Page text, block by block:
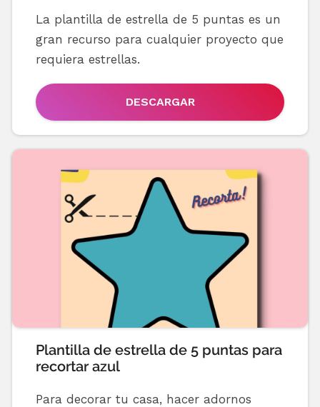
La plantilla de estrella de 5 puntas es un
gran recurso para cualquier proyecto que
requiera estrellas.
DESCARGAR
Plantilla de estrella de 5 puntas para
recortar azul
Para decorar tu casa, hacer adornos